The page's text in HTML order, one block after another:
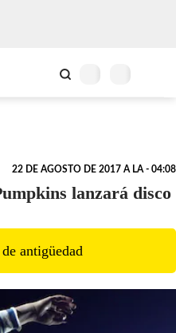
22 DE AGOSTO DE 2017 A LA - 04:08
lanzará disco
de antigüedad